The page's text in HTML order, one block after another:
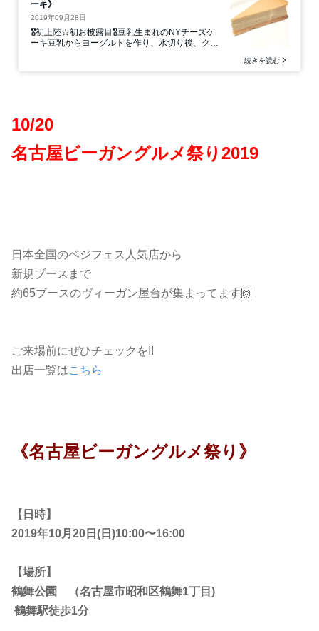
10/20
名古屋ビーガングルメ祭り2019
日本全国のベジフェス人気店から
新規ブースまで
約65ブースのヴィーガン屋台が集まってます🙌
ご来場前にぜひチェックを!!
出店一覧はこちら
《名古屋ビーガングルメ祭り》
【日時】
2019年10月20日(日)10:00〜16:00
【場所】
鶴舞公園 （名古屋市昭和区鶴舞1丁目)
鶴舞駅徒歩1分